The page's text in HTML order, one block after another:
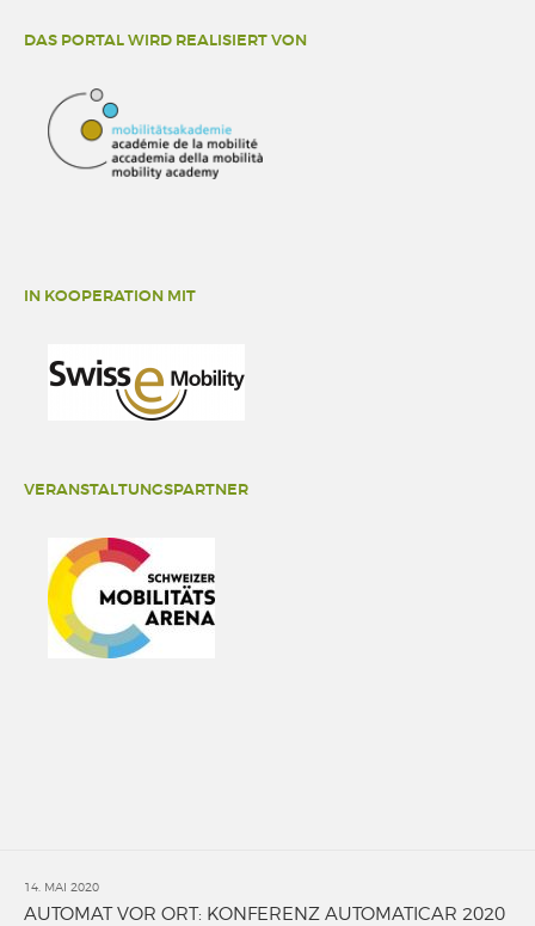
DAS PORTAL WIRD REALISIERT VON
IN KOOPERATION MIT
VERANSTALTUNGSPARTNER
14. MAI 2020
AUTOMAT VOR ORT: KONFERENZ AUTOMATICAR 2020